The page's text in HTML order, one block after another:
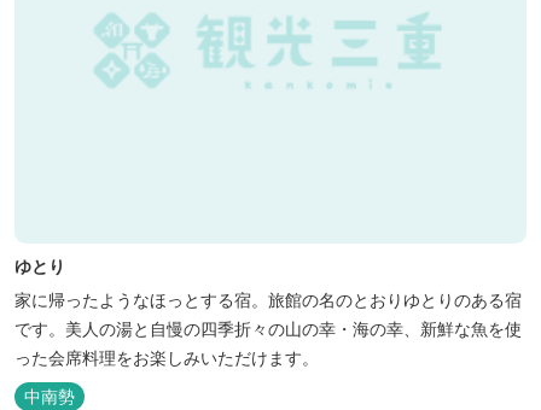
ゆとり
家に帰ったようなほっとする宿。旅館の名のとおりゆとりのある宿
です。美人の湯と自慢の四季折々の山の幸・海の幸、新鮮な魚を使
った会席料理をお楽しみいただけます。
中南勢